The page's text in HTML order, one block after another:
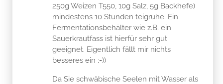
250g Weizen T550, 10g Salz, 5g Backhefe)
mindestens 10 Stunden teigruhe. Ein
Fermentationsbehälter wie z.B. ein
Sauerkrautfass ist hierfür sehr gut
geeignet. Eigentlich fällt mir nichts
besseres ein ;-))
Da Sie schwäbische Seelen mit Wasser als